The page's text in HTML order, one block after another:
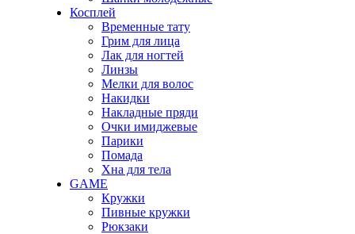
Косплей
Временные тату
Грим для лица
Лак для ногтей
Линзы
Мелки для волос
Накидки
Накладные пряди
Очки имиджевые
Парики
Помада
Хна для тела
GAME
Кружки
Пивные кружки
Рюкзаки